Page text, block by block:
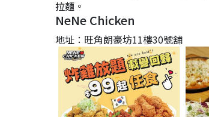
拉麵。
NeNe Chicken
地址：旺角朗豪坊11樓30號舖